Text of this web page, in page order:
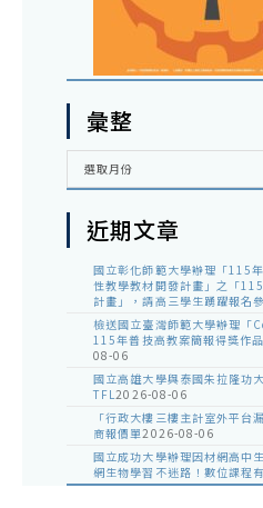
彙整
彙
選取月份
近期文章
國立彰化師範大學辦理「115
性教學教材開發計畫」之「
計畫」，請高三學生踴躍報名
檢送國立臺灣師範大學辦理「
115年普技高教案簡報得獎作
08-06
國立高雄大學與泰國朱拉隆功
TFL2026-08-06
「行政大樓三樓主計室外平台
商報價單2026-08-06
國立成功大學辦理因材網高中
網生物學習不迷路！數位課程